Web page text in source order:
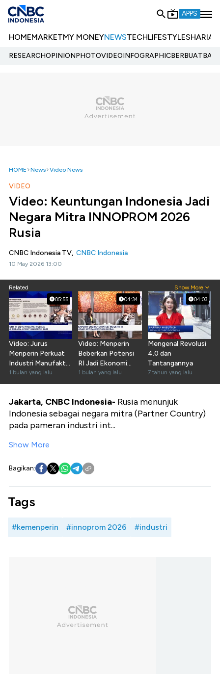
APPS
HOMEMARKETMY MONEYNEWSTECHLIFESTYLESHARIA
RESEARCHOPINIONPHOTOVIDEOINFOGRAPHIC
HOME News Video News
VIDEO
Video: Keuntungan Indonesia Jadi
Negara Mitra INNOPROM 2026
Rusia
CNBC Indonesia TV, CNBC Indonesia
10 May 2026 13:00
Related Show More
05:55
Video: Jurus
Menperin Perkuat
Industri Manufaktur
Hadapi Krisis Global
1 bulan yang lalu
04:34
Video: Menperin
Beberkan Potensi
RI Jadi Ekonomi
Terbesar ke-4
Dunia
1 bulan yang lalu
04:03
Mengenal Revolusi
4.0 dan
Tantangannya
7 tahun yang lalu
Jakarta, CNBC Indonesia- Rusia menunjuk
Indonesia sebagai negara mitra (Partner Country)
pada pameran industri int...
Show More
Bagikan:
Tags
#kemenperin #innoprom 2026 #industri